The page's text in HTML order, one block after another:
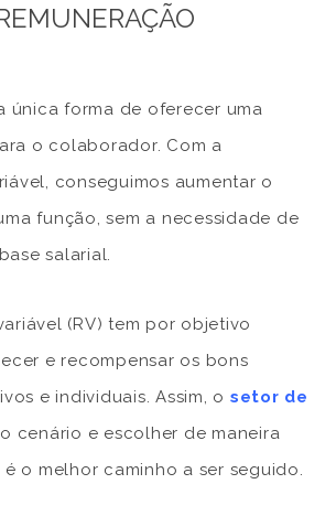
única forma de oferecer uma
o colaborador. Com a
conseguimos aumentar o
função, sem a necessidade de
salarial.
(RV) tem por objetivo
e recompensar os bons
e individuais. Assim, o setor de
cenário e escolher de maneira
o melhor caminho a ser seguido.